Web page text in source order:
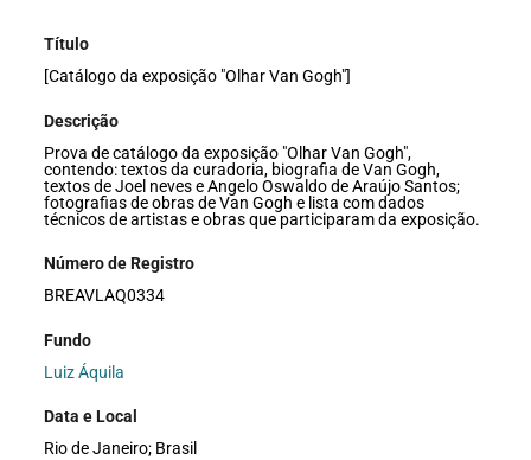
Título
[Catálogo da exposição "Olhar Van Gogh"]
Descrição
Prova de catálogo da exposição "Olhar Van Gogh",
contendo: textos da curadoria, biografia de Van Gogh,
textos de Joel neves e Angelo Oswaldo de Araújo Santos;
fotografias de obras de Van Gogh e lista com dados
técnicos de artistas e obras que participaram da exposição.
Número de Registro
BREAVLAQ0334
Fundo
Luiz Áquila
Data e Local
Rio de Janeiro; Brasil